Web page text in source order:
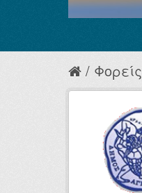
Φορείς